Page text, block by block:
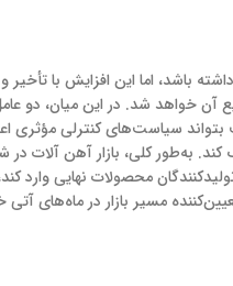
باشد، اما این افزایش با
آن خواهد شد. در این میان، دو
سیاست‌های کنترلی مؤثری
به‌طور کلی، بازار آهن آلات
محصولات نهایی وارد کند،
مسیر بازار در ماه‌های آتی